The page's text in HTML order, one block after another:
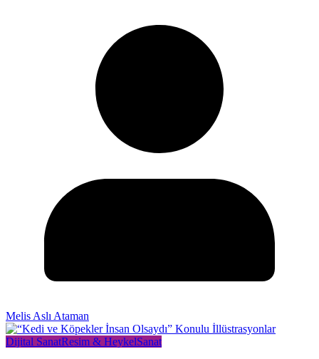
Melis Aslı Ataman
Dijital SanatResim & HeykelSanat